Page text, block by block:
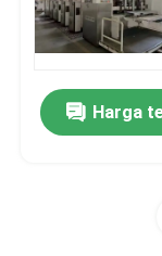
Mesin
Mesin
Harga